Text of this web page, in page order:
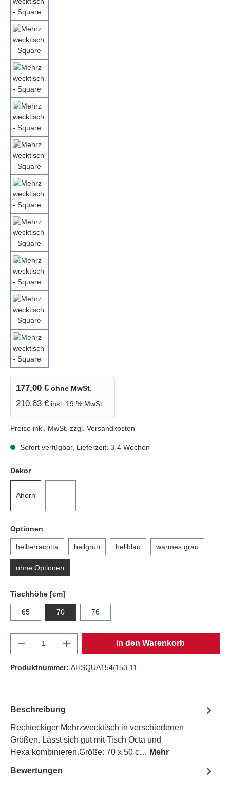
177,00 € ohne MwSt.
210,63 € inkl. 19 % MwSt.
Preise inkl. MwSt. zzgl. Versandkosten
Sofort verfügbar, Lieferzeit: 3-4 Wochen
Dekorauswählen
Ahorn
Optionen
hellterracotta hellgrün hellblau warmes grau
ohne Optionen
Tischhöhe [cm]
65 70 76
Produkt Anzahl: Gib den gewünschten
In den Warenkorb
Produktnummer: AHSQUA154/153.11
Beschreibung
Rechteckiger Mehrzwecktisch in verschiedenen
Größen. Lässt sich gut mit Tisch Octa und
Hexa kombinieren.Größe: 70 x 50 c… Mehr
Bewertungen